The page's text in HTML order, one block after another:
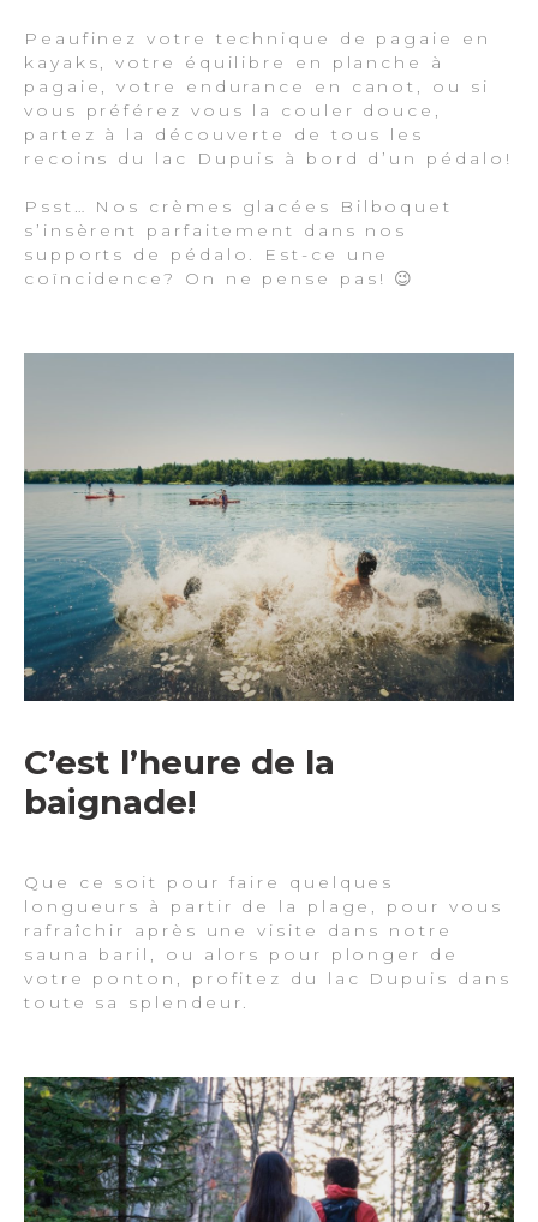
Peaufinez votre technique de pagaie en
kayaks, votre équilibre en planche à
pagaie, votre endurance en canot, ou si
vous préférez vous la couler douce,
partez à la découverte de tous les
recoins du lac Dupuis à bord d’un pédalo!
Psst… Nos crèmes glacées Bilboquet
s’insèrent parfaitement dans nos
supports de pédalo. Est-ce une
coïncidence? On ne pense pas! 😉
C’est l’heure de la
baignade!
Que ce soit pour faire quelques
longueurs à partir de la plage, pour vous
rafraîchir après une visite dans notre
sauna baril, ou alors pour plonger de
votre ponton, profitez du lac Dupuis dans
toute sa splendeur.